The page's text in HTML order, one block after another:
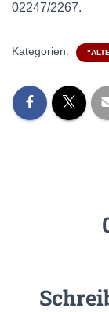
02247/2267.
Kategorien: